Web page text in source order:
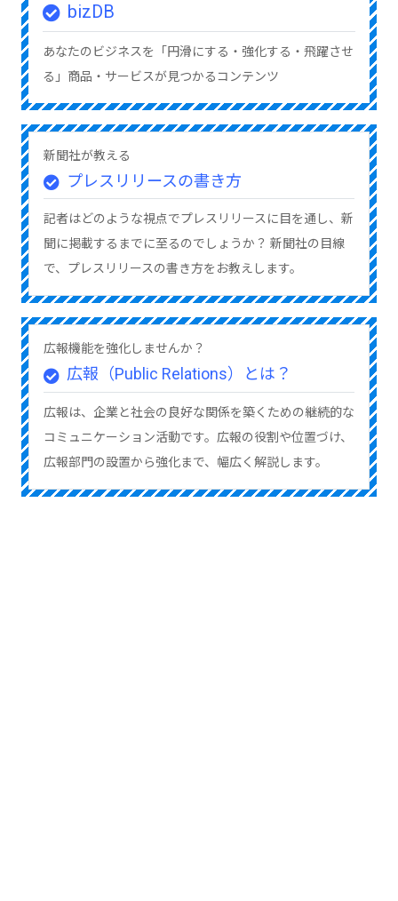
bizDB
あなたのビジネスを「円滑にする・強化する・飛躍させ
る」商品・サービスが見つかるコンテンツ
新聞社が教える
プレスリリースの書き方
記者はどのような視点でプレスリリースに目を通し、新
聞に掲載するまでに至るのでしょうか？ 新聞社の目線
で、プレスリリースの書き方をお教えします。
広報機能を強化しませんか？
広報（Public Relations）とは？
広報は、企業と社会の良好な関係を築くための継続的な
コミュニケーション活動です。広報の役割や位置づけ、
広報部門の設置から強化まで、幅広く解説します。